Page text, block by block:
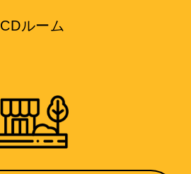
CDルーム